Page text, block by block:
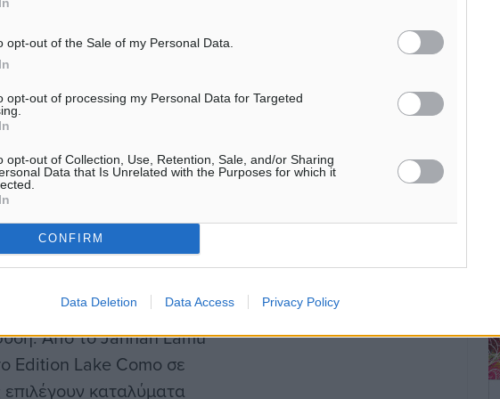
opt-out of the Sale of my Personal Data.
opt-out of processing my Personal Data for Targeted
opt-out of Collection, Use, Retention, Sale, and/or Sharing
Data that Is Unrelated with the Purposes for which it
CONFIRM
Data Deletion Data Access Privacy Policy
αυξάνεται, οι
μέσω ταξιδιών.
στα σόλο
στο 9,2%.
μοναχικές εκδρομές
Left ενισχύουν την
φιλίες και σχέσεις.
μόνα τους,
Από το Jannah Lamu
Edition Lake Como σε
επιλέγουν καταλύματα